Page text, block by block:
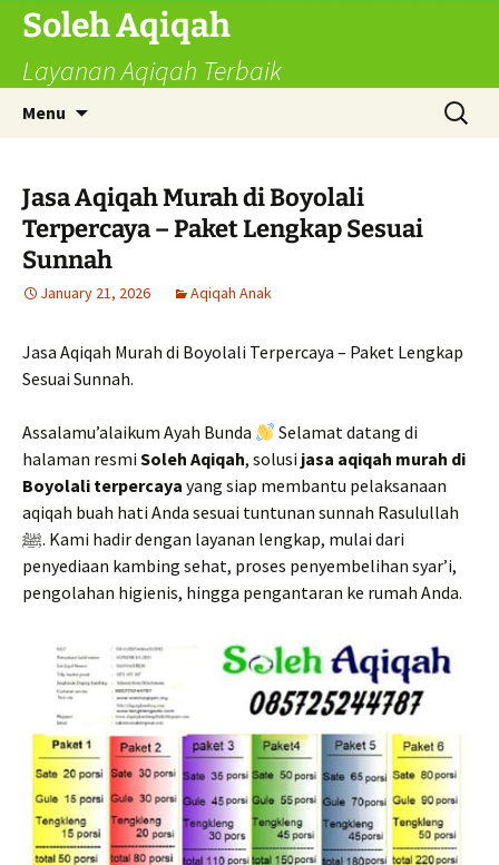
Skip
content
Soleh Aqiqah
Layanan Aqiqah Terbaik
Menu
Search
for:
Jasa Aqiqah Murah di Boyolali
Terpercaya – Paket Lengkap Sesuai
Sunnah
January 21, 2026 Aqiqah Anak
Jasa Aqiqah Murah di Boyolali Terpercaya – Paket Lengkap
Sesuai Sunnah.
Assalamu’alaikum Ayah Bunda
Selamat datang di
halaman resmi Soleh Aqiqah, solusi jasa aqiqah murah di
Boyolali terpercaya yang siap membantu pelaksanaan
aqiqah buah hati Anda sesuai tuntunan sunnah Rasulullah
ﷺ. Kami hadir dengan layanan lengkap, mulai dari
penyediaan kambing sehat, proses penyembelihan syar’i,
pengolahan higienis, hingga pengantaran ke rumah Anda.